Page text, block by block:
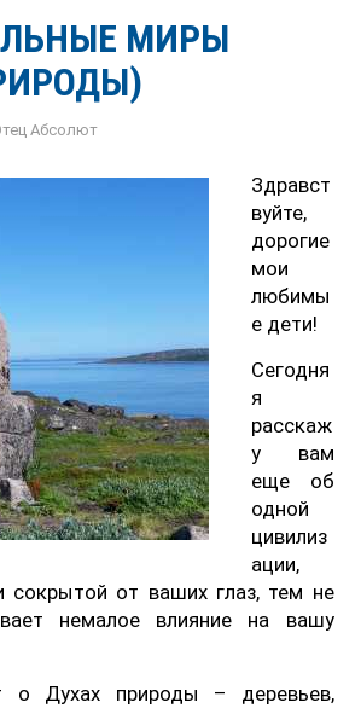
МИРЫ
Абсолют
Здравст
вуйте,
дорогие
мои
любимы
е дети!
Сегодня
я
расскаж
у вам
еще об
одной
цивилиз
ации,
сокрытой от ваших глаз, тем не
немалое влияние на вашу
о Духах природы – деревьев,